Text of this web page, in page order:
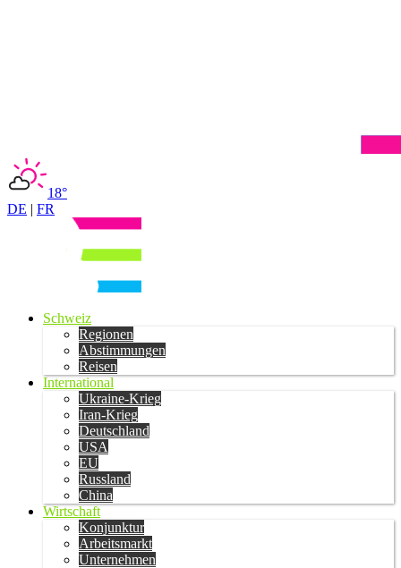
18°
DE | FR
Schweiz
Regionen
Abstimmungen
Reisen
International
Ukraine-Krieg
Iran-Krieg
Deutschland
USA
EU
Russland
China
Wirtschaft
Konjunktur
Arbeitsmarkt
Unternehmen